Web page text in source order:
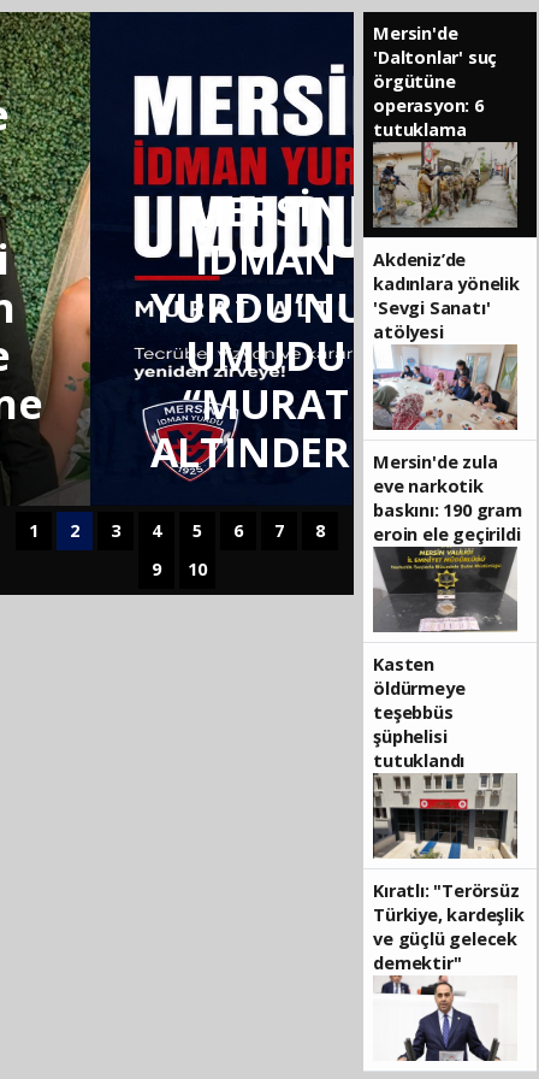
dini
chat
islami
chat
islami
sohbetler
SON DAKİKA
MERSİN
İDMAN
YURDU’NUN
UMUDU
“MURAT
ALTINDERE”
1 2 3 4 5 6 7
8
9
10
Mersin'de
'Daltonlar' suç
örgütüne
operasyon: 6
tutuklama
Akdeniz’de
kadınlara yönelik
'Sevgi Sanatı'
atölyesi
Mersin'de zula
eve narkotik
baskını: 190 gram
eroin ele geçirildi
Kasten
öldürmeye
teşebbüs
şüphelisi
tutuklandı
Kıratlı: "Terörsüz
Türkiye, kardeşlik
ve güçlü gelecek
demektir"